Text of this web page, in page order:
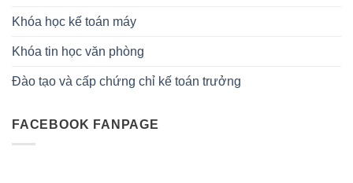
Khóa học kế toán máy
Khóa tin học văn phòng
Đào tạo và cấp chứng chỉ kế toán trưởng
FACEBOOK FANPAGE